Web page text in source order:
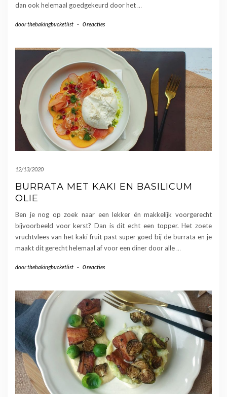
dan ook helemaal goedgekeurd door het …
doorthebakingbucketlist - 0 reacties
12/13/2020
BURRATA MET KAKI EN BASILICUM
OLIE
Ben je nog op zoek naar een lekker én makkelijk voorgerecht
bijvoorbeeld voor kerst? Dan is dit echt een topper. Het zoete
vruchtvlees van het kaki fruit past super goed bij de burrata en je
maakt dit gerecht helemaal af voor een diner door alle …
doorthebakingbucketlist - 0 reacties